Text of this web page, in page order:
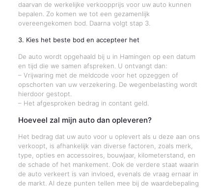
daarvan de werkelijke verkoopprijs voor uw auto kunnen
bepalen. Zo komen we tot een gezamenlijk
overeengekomen bod. Daarna volgt stap 3.
3. Kies het beste bod en accepteer het
De auto wordt opgehaald bij u in Hamingen op een datum
en tijd die we samen afspreken. U ontvangt dan:
– Vrijwaring met de meldcode voor het opzeggen of
opschorten van uw verzekering. De wegenbelasting wordt
hierdoor gestopt.
– Het afgesproken bedrag in contant geld.
Hoeveel zal mijn auto dan opleveren?
Het bedrag dat uw auto voor u oplevert als u deze aan ons
verkoopt, is afhankelijk van diverse factoren, zoals merk,
type, opties en accessoires, bouwjaar, kilometerstand, en
de schade of het mankement. Ook de verdere staat waarin
de auto verkeert is van invloed, evenals de vraag ernaar in
de markt. Al deze punten tellen mee bij de waardebepaling